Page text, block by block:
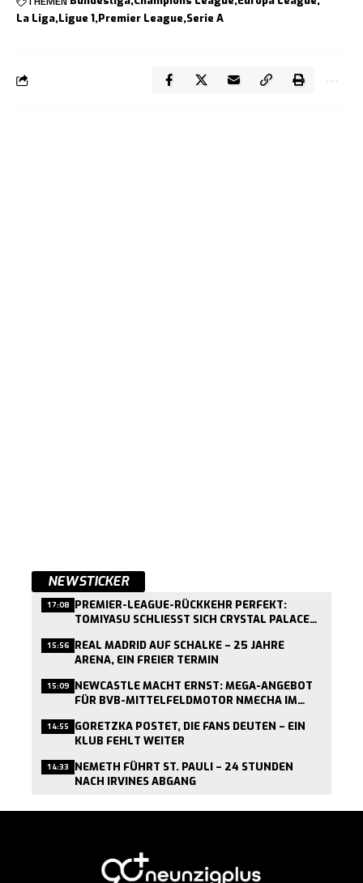
La Liga Ligue 1 Premier League Serie A
NEWSTICKER
17:08 PREMIER-LEAGUE-RÜCKKEHR PERFEKT:
TOMIYASU SCHLIESST SICH CRYSTAL PALACE A
15:56 REAL MADRID AUF SCHALKE – 25 JAHRE
ARENA, EIN FREIER TERMIN
15:09 NEWCASTLE MACHT ERNST: MEGA-ANGEBOT
FÜR BVB-MITTELFELDMOTOR NMECHA IM
14:55 GORETZKA POSTET, DIE FANS DEUTEN – EIN
KLUB FEHLT WEITER
14:33 NEMETH FÜHRT ST. PAULI – 24 STUNDEN
NACH IRVINES ABGANG